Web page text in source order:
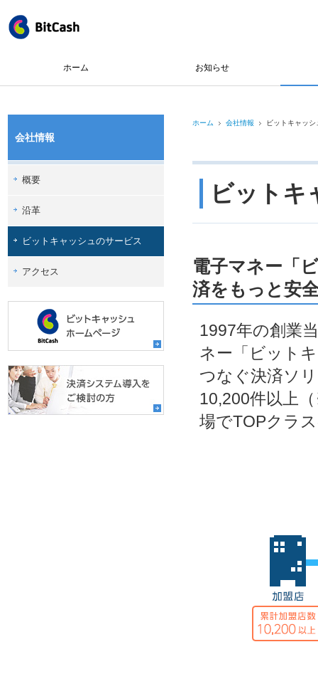
ホーム お知らせ
会社情報
概要
沿革
ビットキャッシュのサービス
アクセス
ホーム 会社情報 ビットキャッ
ビットキ
電子マネー「
済をもっと安
1997年の創業
ネー「ビット
つなぐ決済ソ
10,200件以上
場でTOPクラ